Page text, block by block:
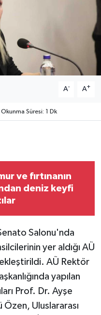
A- A+
Okunma Süresi: 1 Dk
ve fırtınanın
deniz keyfi
Salonu'nda
yer aldığı AÜ
AÜ Rektör
yapılan
Prof. Dr. Ayşe
Özen, Uluslararası